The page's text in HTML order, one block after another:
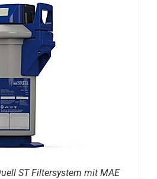
ST Filtersystem mit MAE